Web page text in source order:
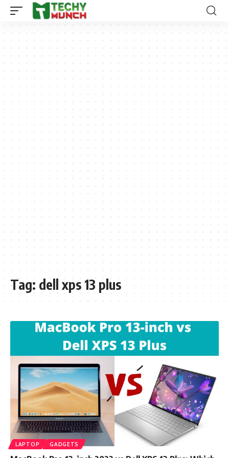
Tag: dell xps 13 plus
LAPTOP GADGETS